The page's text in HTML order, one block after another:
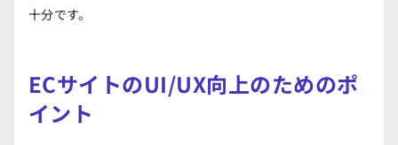
十分です。
ECサイトのUI/UX向上のためのポ
イント